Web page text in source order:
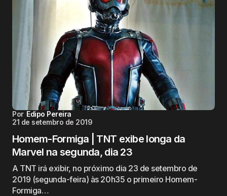
Por Edipo Pereira
21 de setembro de 2019
Homem-Formiga | TNT exibe longa da
Marvel na segunda, dia 23
A TNT irá exibir, no próximo dia 23 de setembro de
2019 (segunda-feira) às 20h35 o primeiro Homem-
Formiga…